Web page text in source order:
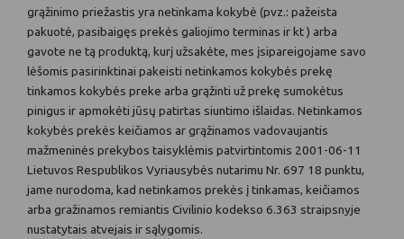
grąžinimo priežastis yra netinkama kokybė (pvz.: pažeista
pakuotė, pasibaigęs prekės galiojimo terminas ir kt ) arba
gavote ne tą produktą, kurį užsakėte, mes įsipareigojame savo
lėšomis pasirinktinai pakeisti netinkamos kokybės prekę
tinkamos kokybės preke arba grąžinti už prekę sumokėtus
pinigus ir apmokėti jūsų patirtas siuntimo išlaidas. Netinkamos
kokybės prekės keičiamos ar grąžinamos vadovaujantis
mažmeninės prekybos taisyklėmis patvirtintomis 2001-06-11
Lietuvos Respublikos Vyriausybės nutarimu Nr. 697 18 punktu,
jame nurodoma, kad netinkamos prekės į tinkamas, keičiamos
arba gražinamos remiantis Civilinio kodekso 6.363 straipsnyje
nustatytais atvejais ir sąlygomis.